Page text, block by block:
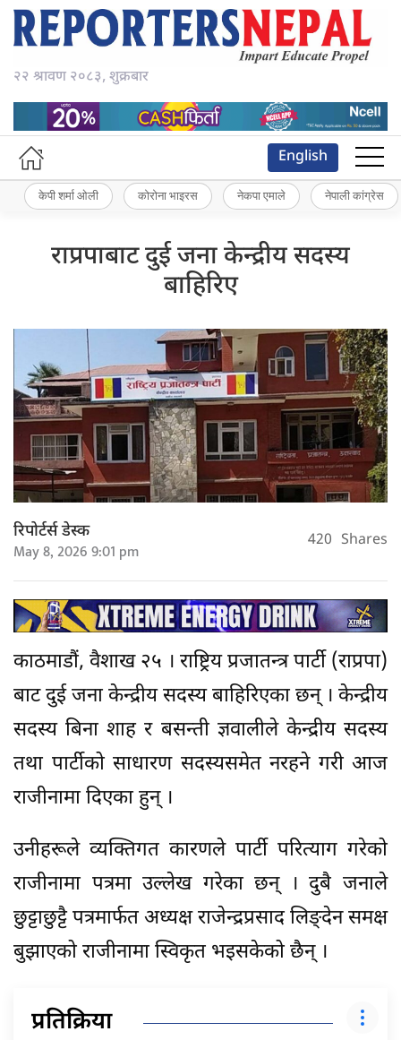
२२ श्रावण २०८३, शुक्रबार
English
केपी शर्मा ओली कोरोना भाइरस नेकपा एमाले नेपाली कांग्रेस
राप्रपाबाट दुई जना केन्द्रीय सदस्य
बाहिरिए
रिपोर्टर्स डेस्क
May 8, 2026 9:01 pm 420 Shares
काठमाडौं, वैशाख २५ । राष्ट्रिय प्रजातन्त्र पार्टी (राप्रपा)
बाट दुई जना केन्द्रीय सदस्य बाहिरिएका छन् । केन्द्रीय
सदस्य बिना शाह र बसन्ती ज्ञवालीले केन्द्रीय सदस्य
तथा पार्टीको साधारण सदस्यसमेत नरहने गरी आज
राजीनामा दिएका हुन् ।
उनीहरूले व्यक्तिगत कारणले पार्टी परित्याग गरेको
राजीनामा पत्रमा उल्लेख गरेका छन् । दुबै जनाले
छुट्टाछुट्टै पत्रमार्फत अध्यक्ष राजेन्द्रप्रसाद लिङ्देन समक्ष
बुझाएको राजीनामा स्विकृत भइसकेको छैन् ।
प्रतिक्रिया